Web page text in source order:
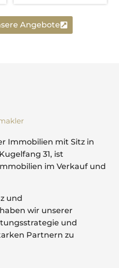
Angebote
Immobilien mit Sitz in
31, ist
im Verkauf und
und
wir unserer
und
Partnern zu